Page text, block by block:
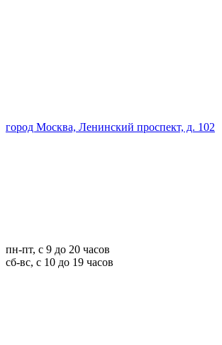
город Москва, Ленинский проспект, д. 102
пн-пт, с 9 до 20 часов
сб-вс, с 10 до 19 часов